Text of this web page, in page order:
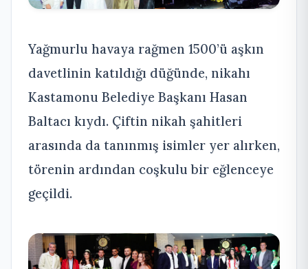
Yağmurlu havaya rağmen 1500’ü aşkın
davetlinin katıldığı düğünde, nikahı
Kastamonu Belediye Başkanı Hasan
Baltacı kıydı. Çiftin nikah şahitleri
arasında da tanınmış isimler yer alırken,
törenin ardından coşkulu bir eğlenceye
geçildi.